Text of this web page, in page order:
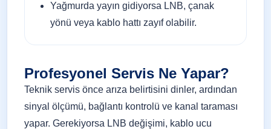
Yağmurda yayın gidiyorsa LNB, çanak
yönü veya kablo hattı zayıf olabilir.
Profesyonel Servis Ne Yapar?
Teknik servis önce arıza belirtisini dinler, ardından
sinyal ölçümü, bağlantı kontrolü ve kanal taraması
yapar. Gerekiyorsa LNB değişimi, kablo ucu